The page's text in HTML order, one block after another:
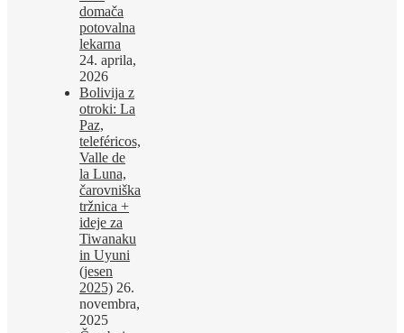
domača
potovalna
lekarna
24. aprila,
2026
Bolivija z
otroki: La
Paz,
teleféricos,
Valle de
la Luna,
čarovniška
tržnica +
ideje za
Tiwanaku
in Uyuni
(jesen
2025) 26.
novembra,
2025